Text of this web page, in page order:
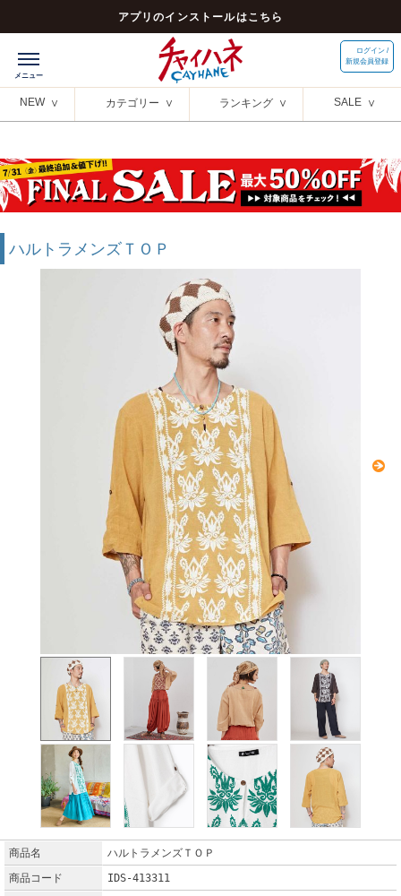
アプリのインストールはこちら
ログイン /
新規会員登録
NEW カテゴリー ランキング SALE
ハルトラメンズＴＯＰ
商品名
ハルトラメンズＴＯＰ
商品コード
IDS-413311